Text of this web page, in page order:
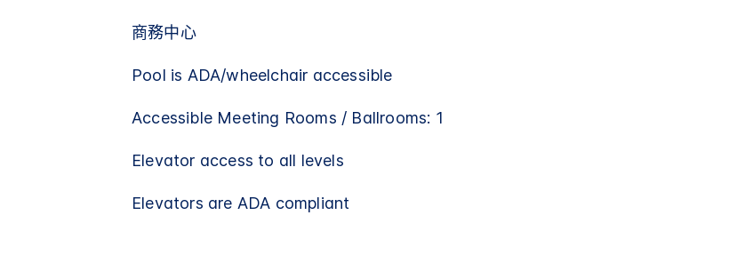
商務中心
Pool is ADA/wheelchair accessible​
Accessible Meeting Rooms / Ballrooms: 1
Elevator access to all levels
Elevators are ADA compliant